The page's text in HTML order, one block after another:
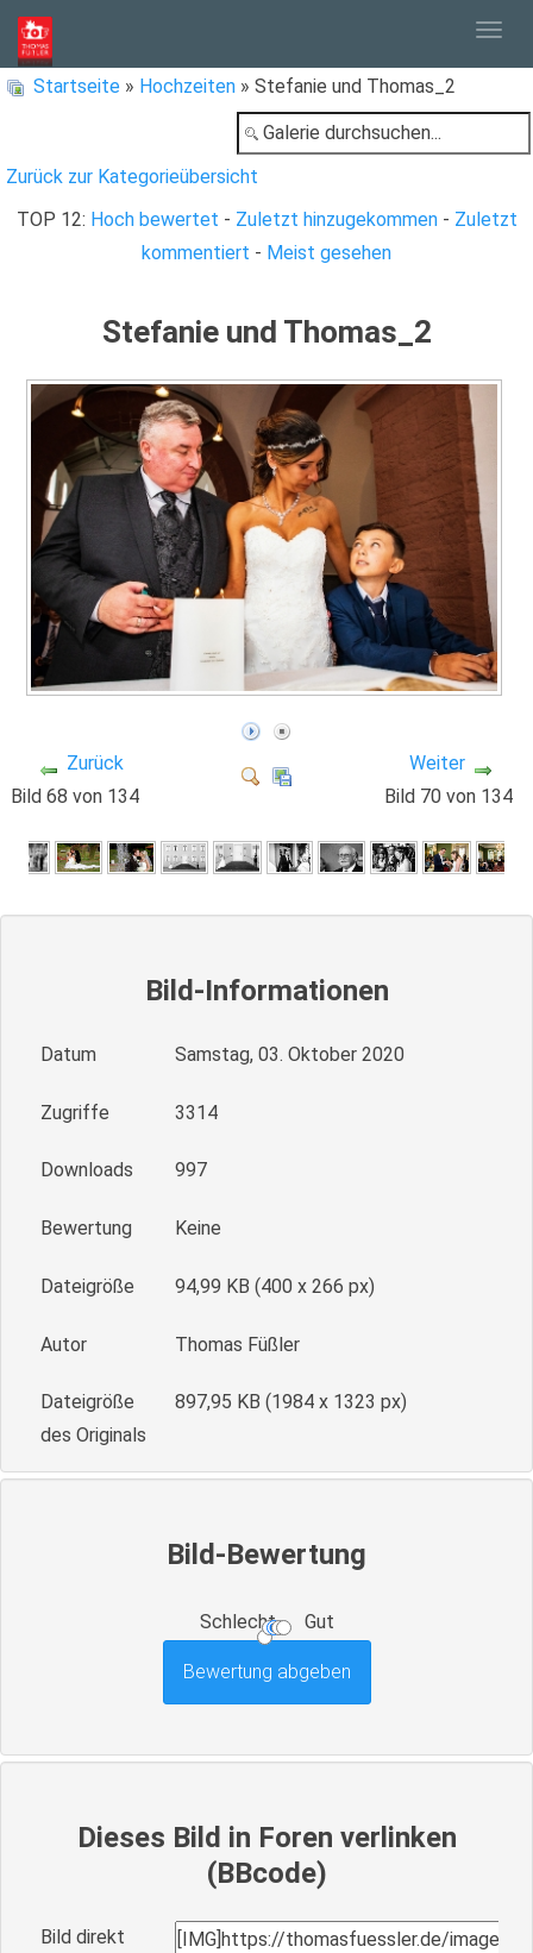
Startseite » Hochzeiten » Stefanie und Thomas_2
Zurück zur Kategorieübersicht
TOP 12: Hoch bewertet - Zuletzt hinzugekommen- Zuletzt
kommentiert - Meist gesehen
Stefanie und Thomas_2
Zurück
Bild 68 von 134
Weiter
Bild 70 von 134
Bild-Informationen
Datum Samstag, 03. Oktober 2020
Zugriffe 3314
Downloads 997
Bewertung Keine
Dateigröße 94,99 KB (400 x 266 px)
Autor Thomas Füßler
Dateigröße
des Originals
897,95 KB (1984 x 1323 px)
Bild-Bewertung
Schlecht Gut
Dieses Bild in Foren verlinken
(BBcode)
Bild direkt